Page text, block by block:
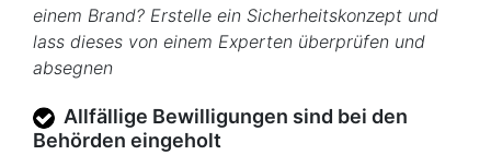
einem Brand? Erstelle ein Sicherheitskonzept und
lass dieses von einem Experten überprüfen und
absegnen
Allfällige Bewilligungen sind bei den
Behörden eingeholt